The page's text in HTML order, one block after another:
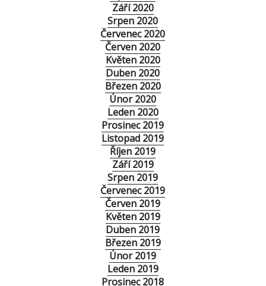
Září 2020
Srpen 2020
Červenec 2020
Červen 2020
Květen 2020
Duben 2020
Březen 2020
Únor 2020
Leden 2020
Prosinec 2019
Listopad 2019
Říjen 2019
Září 2019
Srpen 2019
Červenec 2019
Červen 2019
Květen 2019
Duben 2019
Březen 2019
Únor 2019
Leden 2019
Prosinec 2018